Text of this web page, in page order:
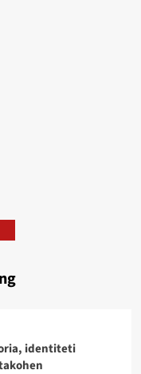
identiteti